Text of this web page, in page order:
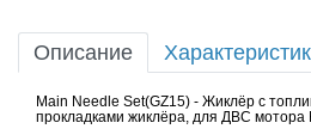
Инструмент,измерительные
Оптовая продажа запчастей для
Описание
Main Needle Set(GZ15) - Жиклёр с
прокладками жиклёра, для ДВС мотора